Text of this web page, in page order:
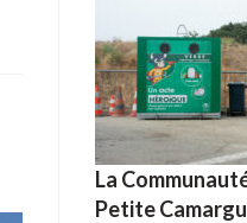
La
Petite